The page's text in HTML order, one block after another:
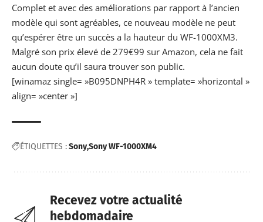
Complet et avec des améliorations par rapport à l’ancien
modèle qui sont agréables, ce nouveau modèle ne peut
qu’espérer être un succès a la hauteur du WF-1000XM3.
Malgré son prix élevé de 279€99 sur Amazon, cela ne fait
aucun doute qu’il saura trouver son public.
[winamaz single= »B095DNPH4R » template= »horizontal »
align= »center »]
ÉTIQUETTES :SonySony WF-1000XM4
Recevez votre actualité
hebdomadaire